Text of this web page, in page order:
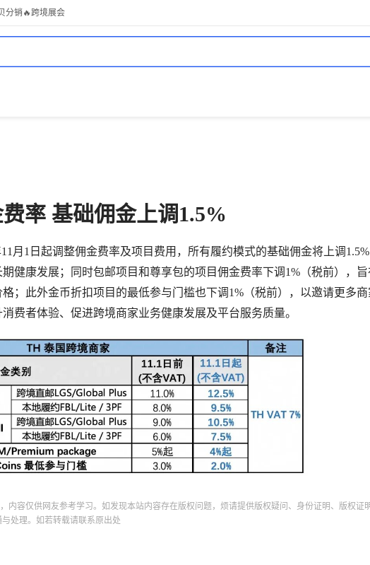
分销 🔥跨境展会
率 基础佣金上调1.5%
月1日起调整佣金费率及项目费用，所有履约模式的基础佣金将上调
健康发展；同时包邮项目和尊享包的项目佣金费率下调1%（税前），
；此外金币折扣项目的最低参与门槛也下调1%（税前），以邀请更多
费者体验、促进跨境商家业务健康发展及平台服务质量。
内容仅供网友参考学习。如发现本站内容存在版权问题，烦请提供版权疑问、身份证明、版权证
处理。如若转载请联系原出处